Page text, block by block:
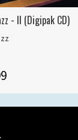
- II (Digipak CD)